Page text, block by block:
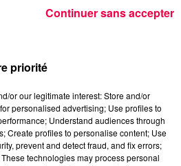
priorité
or our legitimate interest: Store and/or
personalised advertising; Use profiles to
Understand audiences through
Create profiles to personalise content; Use
prevent and detect fraud, and fix errors;
technologies may process personal
Continuer sans accepter